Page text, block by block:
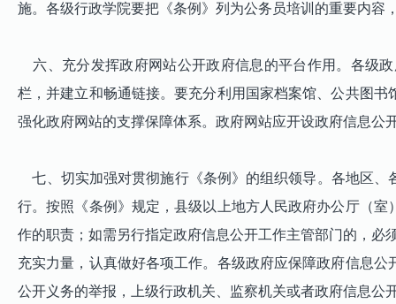
施。各级行政学院要把《条例》列为公务员培训的重要内容
六、充分发挥政府网站公开政府信息的平台作用。各级
栏，并建立和畅通链接。要充分利用国家档案馆、公共图
强化政府网站的支撑保障体系。政府网站应开设政府信息
七、切实加强对贯彻施行《条例》的组织领导。各地区、
行。按照《条例》规定，县级以上地方人民政府办公厅（
作的职责；如需另行指定政府信息公开工作主管部门的，必
充实力量，认真做好各项工作。各级政府应保障政府信息
公开义务的举报，上级行政机关、监察机关或者政府信息公